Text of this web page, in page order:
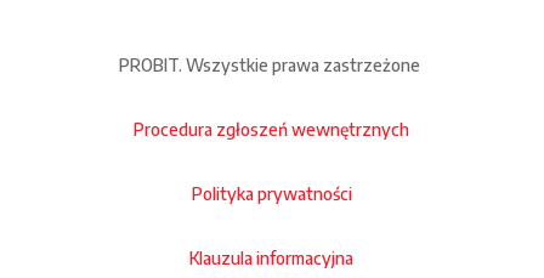
PROBIT. Wszystkie prawa zastrzeżone
Procedura zgłoszeń wewnętrznych
Polityka prywatności
Klauzula informacyjna